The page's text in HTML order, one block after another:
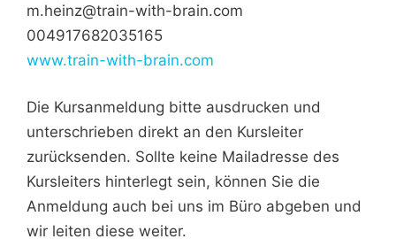
m.heinz@train-with-brain.com
004917682035165
www.train-with-brain.com
Die Kursanmeldung bitte ausdrucken und
unterschrieben direkt an den Kursleiter
zurücksenden. Sollte keine Mailadresse des
Kursleiters hinterlegt sein, können Sie die
Anmeldung auch bei uns im Büro abgeben und
wir leiten diese weiter.